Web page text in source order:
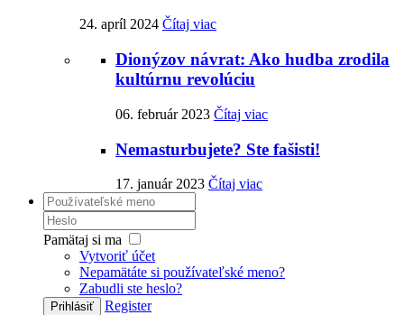
24. apríl 2024 Čítaj viac
Dionýzov návrat: Ako hudba zrodila
kultúrnu revolúciu
06. február 2023 Čítaj viac
Nemasturbujete? Ste fašisti!
17. január 2023 Čítaj viac
Pamätaj si ma
Vytvoriť účet
Nepamätáte si používateľské meno?
Zabudli ste heslo?
Prihlásiť Register